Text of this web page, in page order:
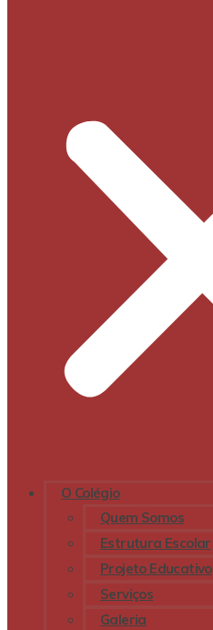
O Colégio
Quem Somos
Estrutura Escolar
Projeto Educativo
Serviços
Galeria